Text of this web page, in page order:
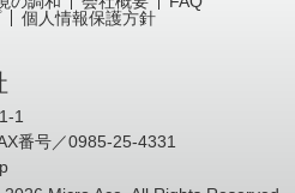
個人情報保護方針
1
番号／0985-25-4331